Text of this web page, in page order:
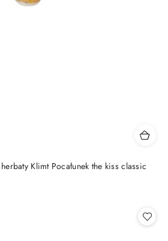
Klimt Pocałunek the kiss classic